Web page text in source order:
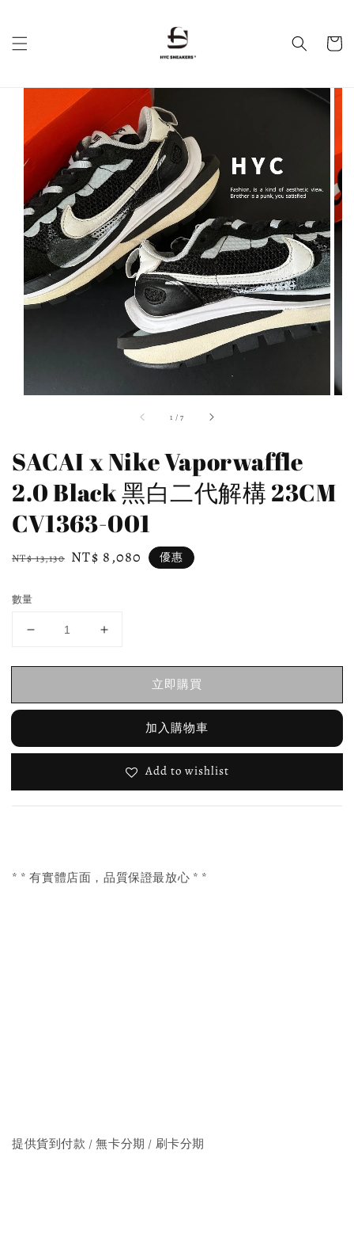
1 /7
SACAI x Nike Vaporwaffle
2.0 Black 黑白二代解構 23CM
CV1363-001
Regular
NT$ 13,130 Sale
NT$ 8,080 優惠
數量
立即購買
加入購物車
Add to wishlist
* * 有實體店面，品質保證最放心 * *
提供貨到付款 / 無卡分期 / 刷卡分期